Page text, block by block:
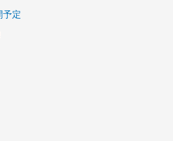
予定